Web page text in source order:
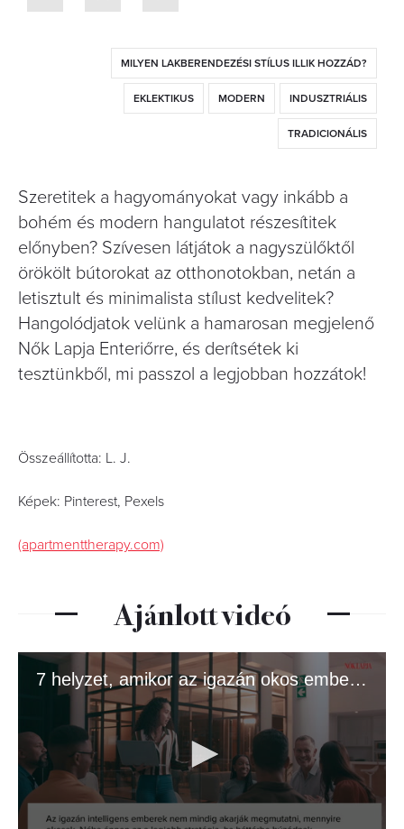
MILYEN LAKBERENDEZÉSI STÍLUS ILLIK HOZZÁD?
EKLEKTIKUS MODERN INDUSZTRIÁLIS
TRADICIONÁLIS
Szeretitek a hagyományokat vagy inkább a
bohém és modern hangulatot részesítitek
előnyben? Szívesen látjátok a nagyszülőktől
örökölt bútorokat az otthonotokban, netán a
letisztult és minimalista stílust kedvelitek?
Hangolódjatok velünk a hamarosan megjelenő
Nők Lapja Enteriőrre, és derítsétek ki
tesztünkből, mi passzol a legjobban hozzátok!
Összeállította: L. J.
Képek: Pinterest, Pexels
(apartmenttherapy.com)
Ajánlott videó
7 helyzet, amikor az igazán okos emberek butának tettetik magukat